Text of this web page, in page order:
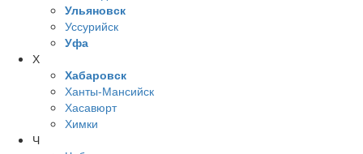
Ульяновск
Уссурийск
Уфа
Х
Хабаровск
Ханты-Мансийск
Хасавюрт
Химки
Ч